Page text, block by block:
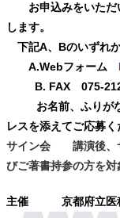
お申込みをいただ
します。
下記A、Bのいずれか
A.Webフォーム
B. FAX 075-
お名前、ふりがな
レスを添えてご応募く
サイン会 講演後、サ
びご著書持参の方を対
主催 京都府立医科